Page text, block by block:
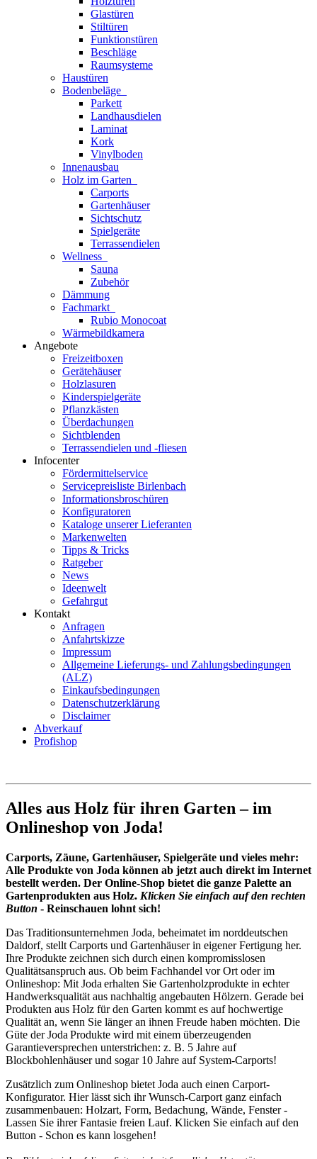
Glastüren
Stiltüren
Funktionstüren
Beschläge
Raumsysteme
Haustüren
Bodenbeläge
Parkett
Landhausdielen
Laminat
Kork
Vinylboden
Innenausbau
Holz im Garten
Carports
Gartenhäuser
Sichtschutz
Spielgeräte
Terrassendielen
Wellness
Sauna
Zubehör
Dämmung
Fachmarkt
Rubio Monocoat
Wärmebildkamera
Angebote
Freizeitboxen
Gerätehäuser
Holzlasuren
Kinderspielgeräte
Pflanzkästen
Überdachungen
Sichtblenden
Terrassendielen und -fliesen
Infocenter
Fördermittelservice
Servicepreisliste Birlenbach
Informationsbroschüren
Konfiguratoren
Kataloge unserer Lieferanten
Markenwelten
Tipps & Tricks
Ratgeber
News
Ideenwelt
Gefahrgut
Kontakt
Anfragen
Anfahrtskizze
Impressum
Allgemeine Lieferungs- und Zahlungsbedingungen
(ALZ)
Einkaufsbedingungen
Datenschutzerklärung
Disclaimer
Abverkauf
Profishop
Alles aus Holz für ihren Garten – im
Onlineshop von Joda!
Carports, Zäune, Gartenhäuser, Spielgeräte und vieles mehr:
Alle Produkte von Joda können ab jetzt auch direkt im Internet
bestellt werden. Der Online-Shop bietet die ganze Palette an
Gartenprodukten aus Holz. Klicken Sie einfach auf den rechten
Button - Reinschauen lohnt sich!
Das Traditionsunternehmen Joda, beheimatet im norddeutschen
Daldorf, stellt Carports und Gartenhäuserin eigener Fertigung her.
Ihre Produkte zeichnen sich durch einen kompromisslosen
Qualitätsanspruch aus. Ob beim Fachhandel vor Ort oder im
Onlineshop: Mit Joda erhalten Sie Gartenholzprodukte in echter
Handwerksqualität aus nachhaltig angebauten Hölzern. Gerade bei
Produkten aus Holz für den Garten kommt es auf hochwertige
Qualität an, wenn Sie länger an ihnen Freude haben möchten. Die
Güte der Joda Produkte wird mit einem überzeugenden
Garantieversprechen unterstrichen: z. B. 5 Jahre auf
Blockbohlenhäuserund sogar 10 Jahre auf System-Carports!
Zusätzlich zum Onlineshop bietet Joda auch einen Carport-
Konfigurator. Hier lässt sich ihr Wunsch-Carport ganz einfach
zusammenbauen: Holzart, Form, Bedachung, Wände, Fenster -
Lassen Sie ihrer Fantasie freien Lauf. Klicken Sie einfach auf den
Button - Schon es kann losgehen!